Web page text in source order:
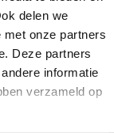
delen we
onze partners
Deze partners
informatie
verzameld op